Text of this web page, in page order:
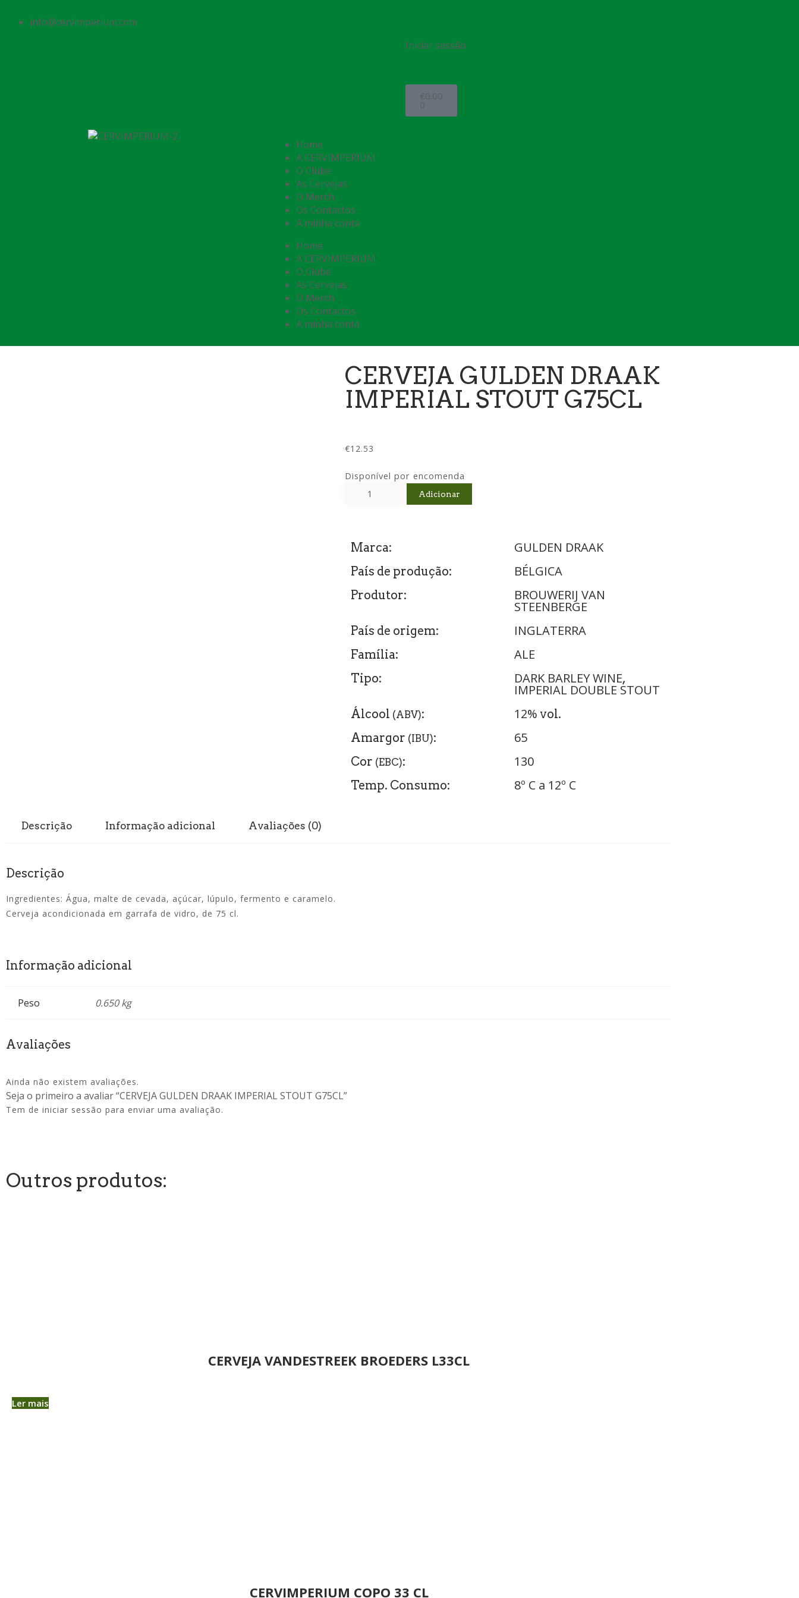
info@cervimperium.com
Iniciar sessão
€0.00
0
Home
A CERVIMPERIUM
O Clube
As Cervejas
O Merch
Os Contactos
A minha conta
Home
A CERVIMPERIUM
O Clube
As Cervejas
O Merch
Os Contactos
A minha conta
CERVEJA GULDEN DRAAK
IMPERIAL STOUT G75CL
€12.53
Disponível por encomenda
Adicionar
Marca: GULDEN DRAAK
País de produção: BÉLGICA
Produtor: BROUWERIJ VAN
STEENBERGE
País de origem: INGLATERRA
Família: ALE
Tipo: DARK BARLEY WINE,
IMPERIAL DOUBLE STOUT
Álcool (ABV): 12% vol.
Amargor (IBU): 65
Cor (EBC): 130
Temp. Consumo: 8º C a 12º C
Descrição Informação adicional Avaliações (0)
Descrição
Ingredientes: Água, malte de cevada, açúcar, lúpulo, fermento e caramelo.
Cerveja acondicionada em garrafa de vidro, de 75 cl.
Informação adicional
Peso 0.650 kg
Avaliações
Ainda não existem avaliações.
Seja o primeiro a avaliar “CERVEJA GULDEN DRAAK IMPERIAL STOUT G75CL”
Tem de iniciar sessão para enviar uma avaliação.
Outros produtos:
CERVEJA VANDESTREEK BROEDERS L33CL
Ler mais
CERVIMPERIUM COPO 33 CL